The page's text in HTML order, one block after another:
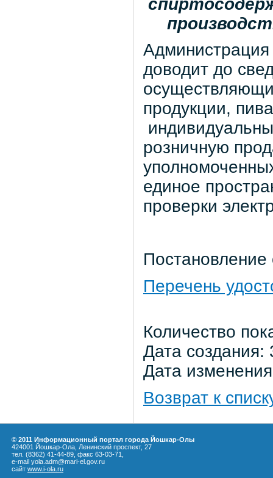
Администрация
доводит до
продукции,
розничную
единое
проверки
Перечень
Количество
Дата
Дата
Возврат к
© 2011 Информационный портал города Йошкар-Олы
424001 Йошкар-Ола, Ленинский проспект, 27
тел. (8362) 41-44-89, факс 63-03-71,
e-mail yola.adm@mari-el.gov.ru
сайт www.i-ola.ru